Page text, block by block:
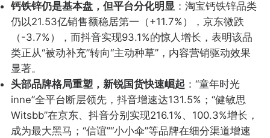
钙铁锌仍是基本盘，但平台分化明显：淘宝钙铁锌品类
仍以21.53亿销售额稳居第一（+11.7%），京东微跌
（-3.7%），而抖音实现93.1%的惊人增长，表明该品
类正从“被动补充”转向“主动种草”，内容营销驱动效果
显著。
头部品牌格局重塑，新锐国货快速崛起 ：“童年时光
inne”全平台断层领先，抖音增速达131.5%；“健敏思
Witsbb”在京东、抖音分别实现216.1%、100.3%增长，
成为最大黑马；“信谊”“小小伞”等品牌在细分渠道增速